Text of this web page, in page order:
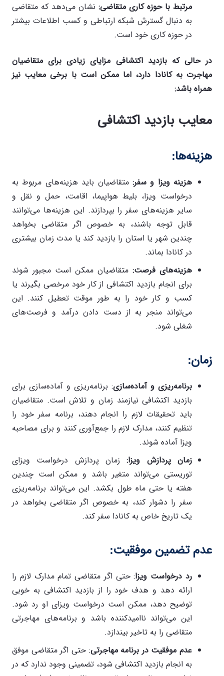
مرتبط با حوزه کاری متقاضی: نشان می‌دهد که متقاضی
به دنبال گسترش شبکه ارتباطی و کسب اطلاعات بیشتر
در حوزه کاری خود است.
در حالی که بازدید اکتشافی مزایای زیادی برای متقاضیان
مهاجرت به کانادا دارد، اما ممکن است با برخی معایب نیز
همراه باشد:
معایب بازدید اکتشافی
هزینه‌ها:
هزینه ویزا و سفر: متقاضیان باید هزینه‌های مربوط به
درخواست ویزا، بلیط هواپیما، اقامت، حمل و نقل و
سایر هزینه‌های سفر را بپردازند. این هزینه‌ها می‌توانند
قابل توجه باشند، به خصوص اگر متقاضی بخواهد
چندین شهر یا استان را بازدید کند یا مدت زمان بیشتری
در کانادا بماند.
هزینه‌های فرصت: متقاضیان ممکن است مجبور شوند
برای انجام بازدید اکتشافی از کار خود مرخصی بگیرند یا
کسب و کار خود را به طور موقت تعطیل کنند. این
می‌تواند منجر به از دست دادن درآمد و فرصت‌های
شغلی شود.
زمان:
برنامه‌ریزی و آماده‌سازی: برنامه‌ریزی و آماده‌سازی برای
بازدید اکتشافی نیازمند زمان و تلاش است. متقاضیان
باید تحقیقات لازم را انجام دهند، برنامه سفر خود را
تنظیم کنند، مدارک لازم را جمع‌آوری کنند و برای مصاحبه
ویزا آماده شوند.
زمان پردازش ویزا:زمان پردازش درخواست ویزای
توریستی می‌تواند متغیر باشد و ممکن است چندین
هفته یا حتی ماه طول بکشد. این می‌تواند برنامه‌ریزی
سفر را دشوار کند، به خصوص اگر متقاضی بخواهد در
یک تاریخ خاص به کانادا سفر کند.
عدم تضمین موفقیت:
رد درخواست ویزا: حتی اگر متقاضی تمام مدارک لازم را
ارائه دهد و هدف خود را از بازدید اکتشافی به خوبی
توضیح دهد، ممکن است درخواست ویزای او رد شود.
این می‌تواند ناامیدکننده باشد و برنامه‌های مهاجرتی
متقاضی را به تاخیر بیندازد.
عدم موفقیت در برنامه مهاجرتی: حتی اگر متقاضی موفق
به انجام بازدید اکتشافی شود، تضمینی وجود ندارد که در